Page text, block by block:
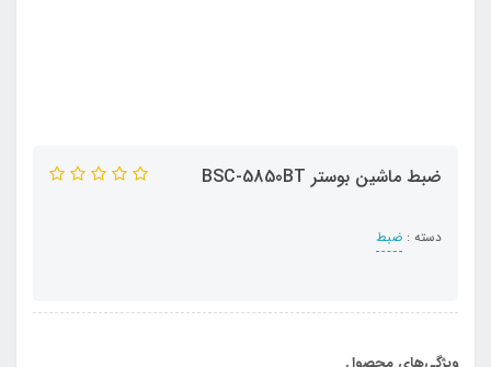
ضبط ماشین بوستر BSC-5850BT
دسته : ضبط